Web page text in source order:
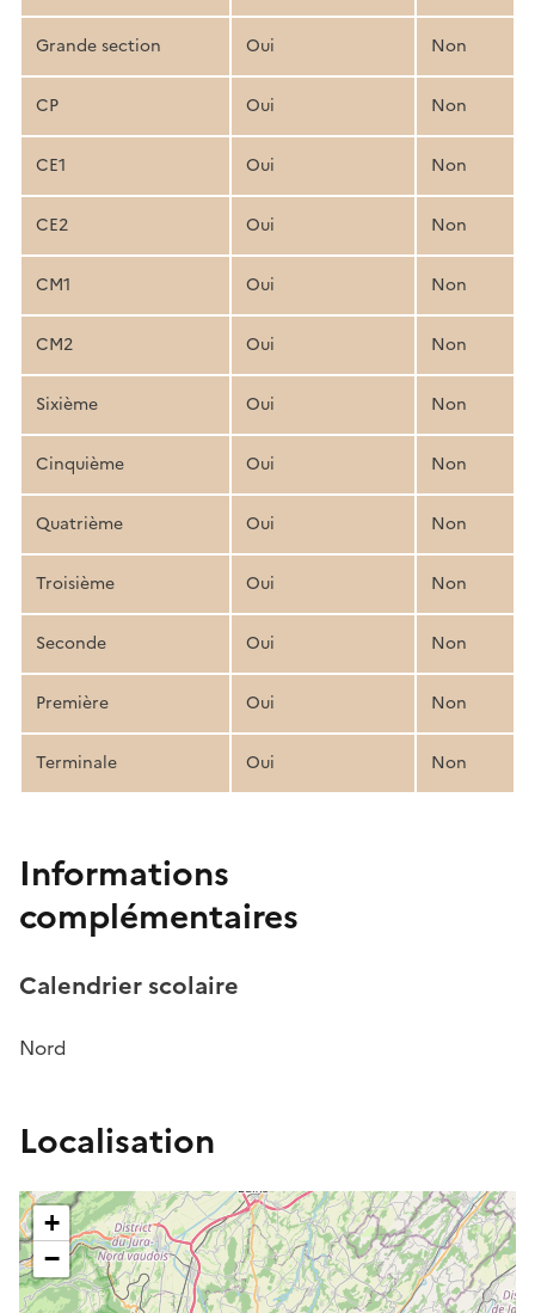
Grande section Oui Non
CP Oui Non
CE1 Oui Non
CE2 Oui Non
CM1 Oui Non
CM2 Oui Non
Sixième Oui Non
Cinquième Oui Non
Quatrième Oui Non
Troisième Oui Non
Seconde Oui Non
Première Oui Non
Terminale Oui Non
Informations
complémentaires
Calendrier scolaire
Nord
Localisation
+
−